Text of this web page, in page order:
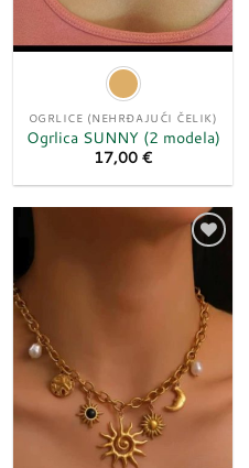
OGRLICE (NEHRĐAJUĆI ČELIK)
Ogrlica SUNNY (2 modela)
17,00 €
Dodaj
listu
želja